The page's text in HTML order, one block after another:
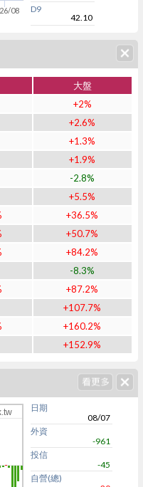
08
D9
42.10
大盤
+2%
+2.6%
+1.3%
+1.9%
-2.8%
+5.5%
+36.5%
+50.7%
+84.2%
-8.3%
+87.2%
+107.7%
+160.2%
+152.9%
日期
08/07
外資
-961
投信
-45
自營(總)